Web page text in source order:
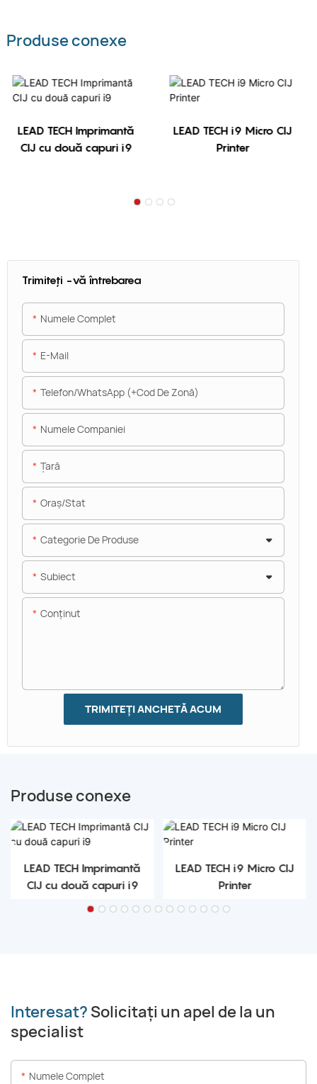
Produse conexe
LEAD TECH Imprimantă
CIJ cu două capuri i9
LEAD TECH i9 Micro CIJ
Printer
Trimiteți -vă întrebarea
Numele Complet
E-Mail
Telefon/WhatsApp (+Cod De Zonă)
Numele Companiei
Ţară
Oraș/stat
Categorie De Produse
Subiect
Conţinut
TRIMITEȚI ANCHETĂ ACUM
Produse conexe
LEAD TECH Imprimantă
CIJ cu două capuri i9
LEAD TECH i9 Micro CIJ
Printer
Interesat? Solicitați un apel de la un
specialist
Numele Complet